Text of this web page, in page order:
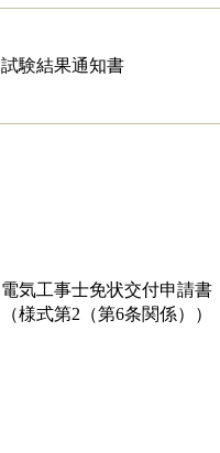
試験結果通知書
電気工事士免状交付申請書
（様式第2（第6条関係））